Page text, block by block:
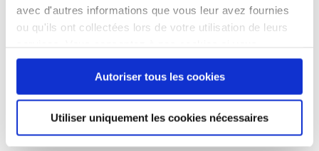
avec d'autres informations que vous leur avez fournies
ou qu'ils ont collectées lors de votre utilisation de leurs
continuez à utiliser notre site Web.
Autoriser tous les cookies
Utiliser uniquement les cookies nécessaires
Processus
de
recrutement